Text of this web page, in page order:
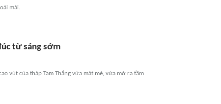
mái.
từ sáng sớm
vút của tháp Tam Thắng vừa mát mẻ, vừa mở ra tầm